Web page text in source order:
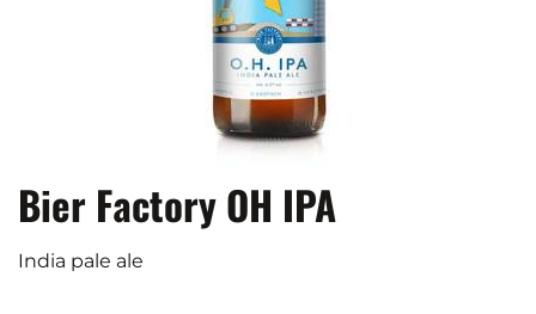
Bier Factory OH IPA
India pale ale